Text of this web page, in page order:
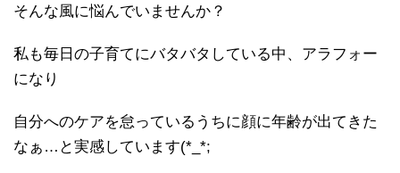
そんな風に悩んでいませんか？
私も毎日の子育てにバタバタしている中、アラフォー
になり
自分へのケアを怠っているうちに顔に年齢が出てきた
なぁ…と実感しています(*_*;